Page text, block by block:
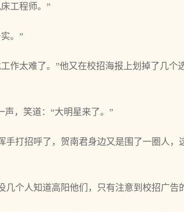
工程师。”
。”
作太难了。”他又在校招海报上划掉了几个
声，笑道：“大明星来了。”
手打招呼了，贺南君身边又是围了一圈人
几个人知道高阳他们，只有注意到校招广告